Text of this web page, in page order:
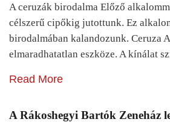
A ceruzák birodalma Előző
célszerű cipőkig jutottunk. Ez
birodalmában kalandozunk. Ceruza
elmaradhatatlan eszköze. A kínálat
Read More
A Rákoshegyi Bartók Zeneház